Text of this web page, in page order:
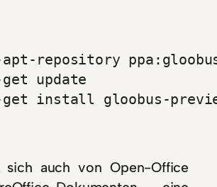
apt-repository
update
get install gloobus-
sich auch von Open-Office